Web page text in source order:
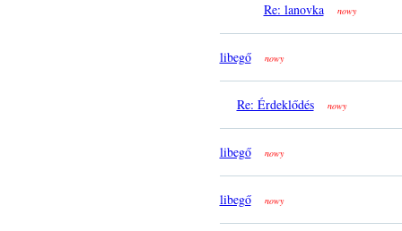
Re: lanovka nowy
libegő nowy
Re: Érdeklődés nowy
libegő nowy
libegő nowy